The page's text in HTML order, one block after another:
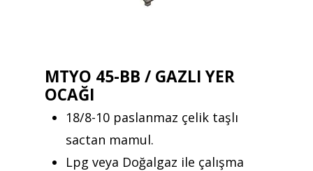
MTYO 45-BB / GAZLI YER
OCAĞI
18/8-10 paslanmaz çelik taşlı
sactan mamul.
Lpg veya Doğalgaz ile çalışma